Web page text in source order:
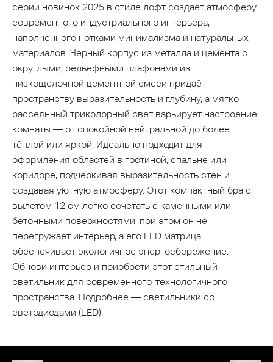
серии новинок 2025 в стиле лофт создаёт атмосферу
современного индустриального интерьера,
наполненного нотками минимализма и натуральных
материалов. Черный корпус из металла и цемента с
округлыми, рельефными плафонами из
низкощелочной цементной смеси придаёт
пространству выразительность и глубину, а мягко
рассеянный триколорный свет варьирует настроение
комнаты — от спокойной нейтральной до более
тёплой или яркой. Идеально подходит для
оформления областей в гостиной, спальне или
коридоре, подчеркивая выразительность стен и
создавая уютную атмосферу. Этот компактный бра с
вылетом 12 см легко сочетать с каменными или
бетонными поверхностями, при этом он не
перегружает интерьер, а его LED матрица
обеспечивает экологичное энергосбережение.
Обнови интерьер и приобрети этот стильный
светильник для современного, технологичного
пространства. Подробнее — светильники со
светодиодами (LED).